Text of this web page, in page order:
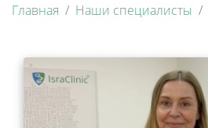
Главная Наши специалисты